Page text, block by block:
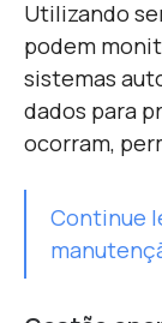
Utilizando
podem
sistemas
dados para
ocorram,
Continue